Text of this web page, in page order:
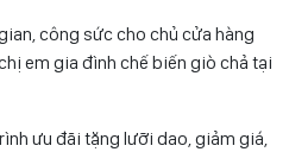
công sức cho chủ cửa hàng
em gia đình chế biến giò chả tại
ưu đãi tặng lưỡi dao, giảm giá,